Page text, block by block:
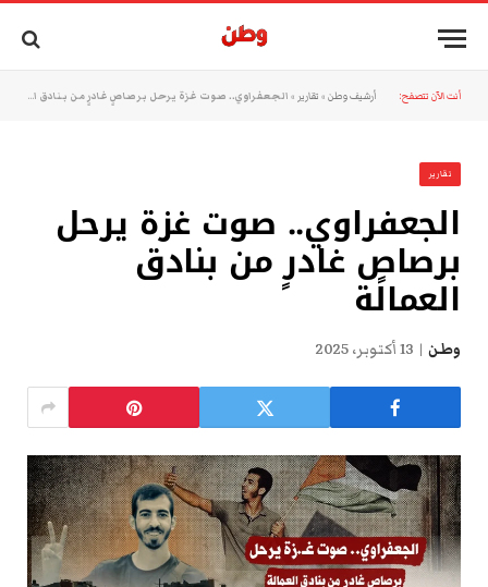
أنت الآن تتصفح: أرشيف وطن » تقارير » الجعفراوي.. صوت غزة يرحل برصاصٍ غادرٍ من بنادق العمالة
تقارير
الجعفراوي.. صوت غزة يرحل
برصاصٍ غادرٍ من بنادق
العمالة
وطن 13 أكتوبر، 2025